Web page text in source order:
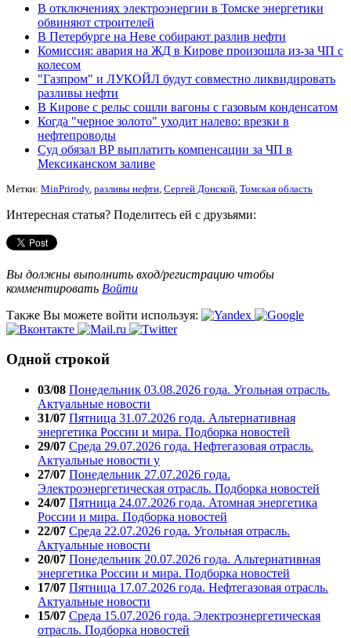
В отключениях электроэнергии в Томске энергетики
обвиняют строителей
В Петербурге на Неве собирают разлив нефти
Комиссия: авария на ЖД в Кирове произошла из-за ЧП с
колесом
"Газпром" и ЛУКОЙЛ будут совместно ликвидировать
разливы нефти
В Кирове с рельс сошли вагоны с газовым конденсатом
Когда "черное золото" уходит налево: врезки в
нефтепроводы
Суд обязал ВР выплатить компенсации за ЧП в
Мексиканском заливе
Метки: MinPrirody, разливы нефти Сергей Донской Томская область
Интересная статья? Поделитесь ей с друзьями:
Вы должны выполнить вход/регистрацию чтобы
комментировать Войти
Также Вы можете войти используя:
Одной строкой
03/08 Понедельник 03.08.2026 года. Угольная отрасль.
Актуальные новости
31/07 Пятница 31.07.2026 года. Альтернативная
энергетика России и мира. Подборка новостей
29/07 Среда 29.07.2026 года. Нефтегазовая отрасль.
Актуальные новости у
27/07 Понедельник 27.07.2026 года.
Электроэнергетическая отрасль. Подборка новостей
24/07 Пятница 24.07.2026 года. Атомная энергетика
России и мира. Подборка новостей
22/07 Среда 22.07.2026 года. Угольная отрасль.
Актуальные новости
20/07 Понедельник 20.07.2026 года. Альтернативная
энергетика России и мира. Подборка новостей
17/07 Пятница 17.07.2026 года. Нефтегазовая отрасль.
Актуальные новости
15/07 Среда 15.07.2026 года. Электроэнергетическая
отрасль. Подборка новостей